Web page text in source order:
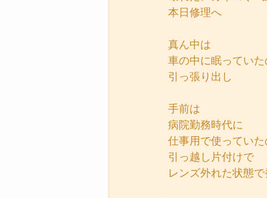
本日修理へ
真ん中は
車の中に眠ってい
引っ張り出し
手前は
病院勤務時代に
仕事用で使ってい
引っ越し片付けで
レンズ外れた状態